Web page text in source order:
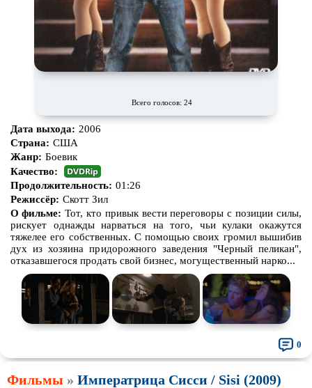
Всего голосов: 24
Дата выхода: 2006
Страна: США
Жанр: Боевик
Качество:
Продолжительность: 01:26
Режиссёр: Скотт Зил
О фильме: Тот, кто привык вести переговоры с позиции силы,
рискует однажды нарваться на того, чьи кулаки окажутся
тяжелее его собственных. С помощью своих громил вышибив
дух из хозяина придорожного заведения "Черный пеликан",
отказавшегося продать свой бизнес, могущественный нарко...
0
Фильмы » Императрица Сисси / Sisi (2009)